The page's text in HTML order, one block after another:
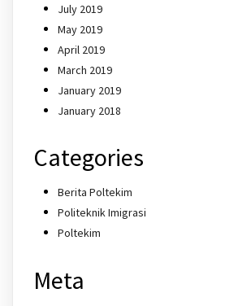
July 2019
May 2019
April 2019
March 2019
January 2019
January 2018
Categories
Berita Poltekim
Politeknik Imigrasi
Poltekim
Meta